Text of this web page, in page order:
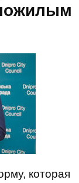
которая